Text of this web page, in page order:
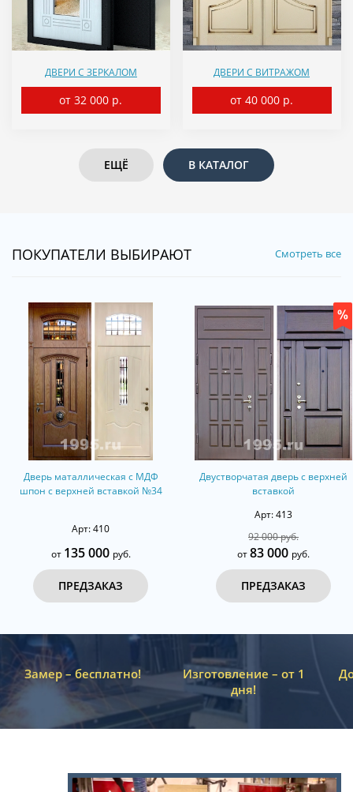
ДВЕРИ С ЗЕРКАЛОМ
от 32 000 р.
ДВЕРИ С ВИТРАЖОМ
от 40 000 р.
ЕЩЁ В КАТАЛОГ
ПОКУПАТЕЛИ ВЫБИРАЮТ Смотреть все
Дверь маталлическая с МДФ
шпон с верхней вставкой №34
Арт: 410
от 135 000 руб.
ПРЕДЗАКАЗ
Двустворчатая дверь с верхней
вставкой
Арт: 413
92 000 руб.
от83 000 руб.
ПРЕДЗАКАЗ
Замер – бесплатно!
Изготовление – от 1
дня!